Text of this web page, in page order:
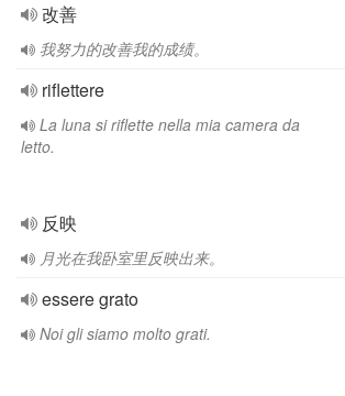
改善
我努力的改善我的成绩。
riflettere
La luna si riflette nella mia camera da
letto.
反映
月光在我卧室里反映出来。
essere grato
Noi gli siamo molto grati.